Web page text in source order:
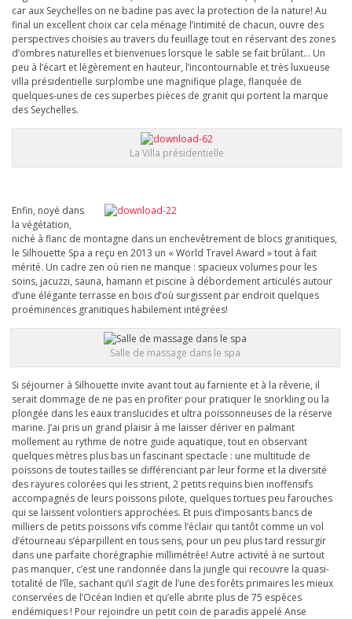
car aux Seychelles on ne badine pas avec la protection de la nature! Au
final un excellent choix car cela ménage l’intimité de chacun, ouvre des
perspectives choisies au travers du feuillage tout en réservant des zones
d’ombres naturelles et bienvenues lorsque le sable se fait brûlant… Un
peu à l’écart et légèrement en hauteur, l’incontournable et très luxueuse
villa présidentielle surplombe une magnifique plage, flanquée de
quelques-unes de ces superbes pièces de granit qui portent la marque
des Seychelles.
La Villa présidentielle
Enfin, noyé dans
la végétation,
niché à flanc de montagne dans un enchevêtrement de blocs granitiques,
le Silhouette Spa a reçu en 2013 un « World Travel Award » tout à fait
mérité. Un cadre zen où rien ne manque : spacieux volumes pour les
soins, jacuzzi, sauna, hamann et piscine à débordement articulés autour
d’une élégante terrasse en bois d’où surgissent par endroit quelques
proéminences granitiques habilement intégrées!
Salle de massage dans le spa
Si séjourner à Silhouette invite avant tout au farniente et à la rêverie, il
serait dommage de ne pas en profiter pour pratiquer le snorkling ou la
plongée dans les eaux translucides et ultra poissonneuses de la réserve
marine. J’ai pris un grand plaisir à me laisser dériver en palmant
mollement au rythme de notre guide aquatique, tout en observant
quelques mètres plus bas un fascinant spectacle : une multitude de
poissons de toutes tailles se différenciant par leur forme et la diversité
des rayures colorées qui les strient, 2 petits requins bien inoffensifs
accompagnés de leurs poissons pilote, quelques tortues peu farouches
qui se laissent volontiers approchées. Et puis d’imposants bancs de
milliers de petits poissons vifs comme l’éclair qui tantôt comme un vol
d’étourneau s’éparpillent en tous sens, pour un peu plus tard ressurgir
dans une parfaite chorégraphie millimétrée! Autre activité à ne surtout
pas manquer, c’est une randonnée dans la jungle qui recouvre la quasi-
totalité de l’île, sachant qu’il s’agit de l’une des forêts primaires les mieux
conservées de l’Océan Indien et qu’elle abrite plus de 75 espèces
endémiques ! Pour rejoindre un petit coin de paradis appelé Anse